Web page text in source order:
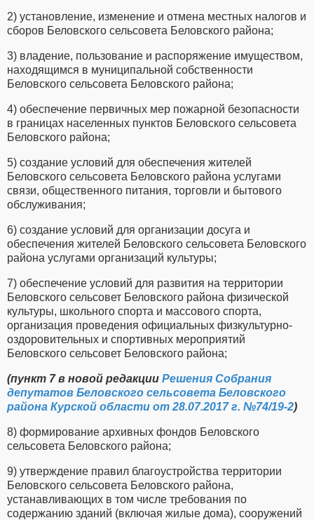
2) установление, изменение и отмена местных налогов и
сборов Беловского сельсовета Беловского района;
3) владение, пользование и распоряжение имуществом,
находящимся в муниципальной собственности
Беловского сельсовета Беловского района;
4) обеспечение первичных мер пожарной безопасности
в границах населенных пунктов Беловского сельсовета
Беловского района;
5) создание условий для обеспечения жителей
Беловского сельсовета Беловского района услугами
связи, общественного питания, торговли и бытового
обслуживания;
6) создание условий для организации досуга и
обеспечения жителей Беловского сельсовета Беловского
района услугами организаций культуры;
7) обеспечение условий для развития на территории
Беловского сельсовет Беловского района физической
культуры, школьного спорта и массового спорта,
организация проведения официальных физкультурно-
оздоровительных и спортивных мероприятий
Беловского сельсовет Беловского района;
(пункт 7 в новой редакции Решения Собрания
депутатов Беловского сельсовета Беловского
района Курской области от 28.07.2017 г. №74/19-2)
8) формирование архивных фондов Беловского
сельсовета Беловского района;
9) утверждение правил благоустройства территории
Беловского сельсовета Беловского района,
устанавливающих в том числе требования по
содержанию зданий (включая жилые дома), сооружений